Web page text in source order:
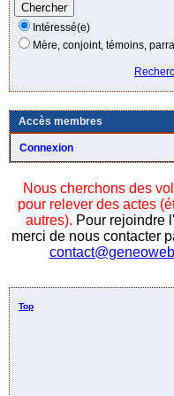
Intéressé(e)
Mère, conjoint, témoins,
Accès membres
Connexion
Nous cherchons des
pour relever des actes
autres). Pour rejoindre
merci de nous contacter
Top